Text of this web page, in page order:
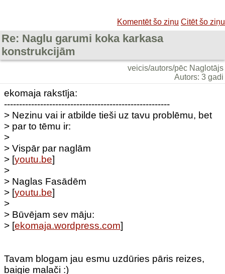
Komentēt šo ziņu Citēt šo ziņu
Re: Naglu garumi koka karkasa
konstrukcijām
veicis/autors/pēc Naglotājs
Autors: 3 gadi
ekomaja rakstīja:
-------------------------------------------------------
> Nezinu vai ir atbilde tieši uz tavu problēmu, bet
> par to tēmu ir:
>
> Vispār par naglām
> [youtu.be]
>
> Naglas Fasādēm
> [youtu.be]
>
> Būvējam sev māju:
> [ekomaja.wordpress.com]
Tavam blogam jau esmu uzdūries pāris reizes,
baigie malači :)